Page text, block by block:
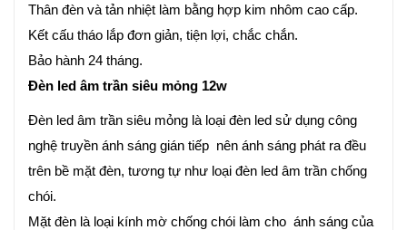
Thân đèn và tản nhiệt làm bằng hợp kim nhôm cao cấp.
Kết cấu tháo lắp đơn giản, tiện lợi, chắc chắn.
Bảo hành 24 tháng.
Đèn led âm trần siêu mỏng 12w
Đèn led âm trần siêu mỏng là loại đèn led sử dụng công
nghệ truyền ánh sáng gián tiếp nên ánh sáng phát ra đều
trên bề mặt đèn, tương tự như loại đèn led âm trần chống
chói.
Mặt đèn là loại kính mờ chống chói làm cho ánh sáng của